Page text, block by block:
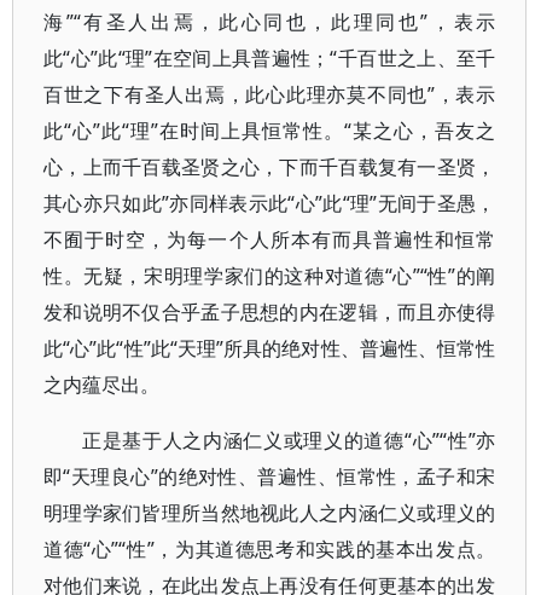
海”“有圣人出焉，此心同也，此理同也”，表示
此“心”此“理”在空间上具普遍性；“千百世之上、至千
百世之下有圣人出焉，此心此理亦莫不同也”，表示
此“心”此“理”在时间上具恒常性。“某之心，吾友之
心，上而千百载圣贤之心，下而千百载复有一圣贤，
其心亦只如此”亦同样表示此“心”此“理”无间于圣愚，
不囿于时空，为每一个人所本有而具普遍性和恒常
性。无疑，宋明理学家们的这种对道德“心”“性”的阐
发和说明不仅合乎孟子思想的内在逻辑，而且亦使得
此“心”此“性”此“天理”所具的绝对性、普遍性、恒常性
之内蕴尽出。
正是基于人之内涵仁义或理义的道德“心”“性”亦
即“天理良心”的绝对性、普遍性、恒常性，孟子和宋
明理学家们皆理所当然地视此人之内涵仁义或理义的
道德“心”“性”，为其道德思考和实践的基本出发点。
对他们来说，在此出发点上再没有任何更基本的出发